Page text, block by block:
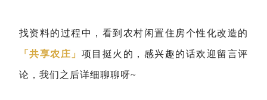
找资料的过程中，看到农村闲置住房个性化改造的
「共享农庄」 项目挺火的，感兴趣的话欢迎留言评
论，我们之后详细聊聊呀~